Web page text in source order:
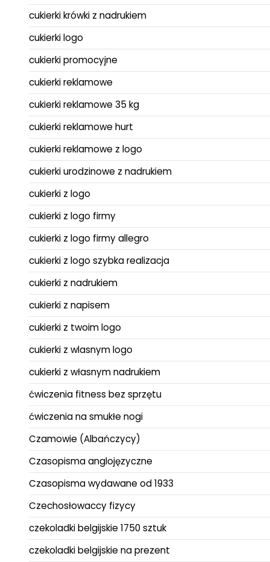
cukierki krówki z nadrukiem
cukierki logo
cukierki promocyjne
cukierki reklamowe
cukierki reklamowe 35 kg
cukierki reklamowe hurt
cukierki reklamowe z logo
cukierki urodzinowe z nadrukiem
cukierki z logo
cukierki z logo firmy
cukierki z logo firmy allegro
cukierki z logo szybka realizacja
cukierki z nadrukiem
cukierki z napisem
cukierki z twoim logo
cukierki z wlasnym logo
cukierki z własnym nadrukiem
ćwiczenia fitness bez sprzętu
ćwiczenia na smukłe nogi
Czamowie (Albańczycy)
Czasopisma anglojęzyczne
Czasopisma wydawane od 1933
Czechosłowaccy fizycy
czekoladki belgijskie 1750 sztuk
czekoladki belgijskie na prezent